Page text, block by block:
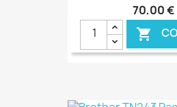
70,00 €
